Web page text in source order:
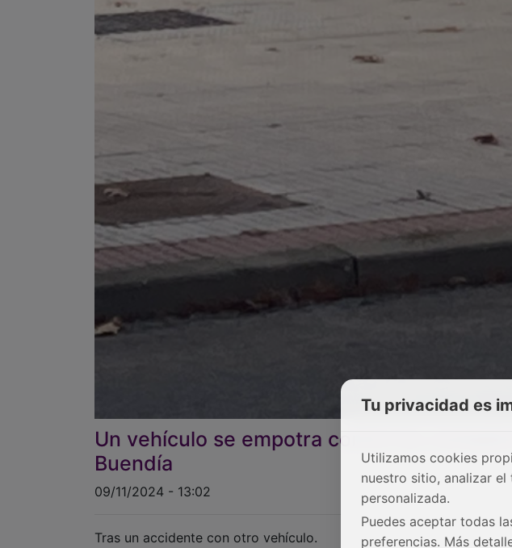
Un vehículo se empotra contra los
Buendía
09/11/2024 - 13:02
Tras un accidente con otro vehículo.
Tu privacidad es
Utilizamos cookies
nuestro sitio, analizar
personalizada.
Puedes aceptar todas
preferencias. Más